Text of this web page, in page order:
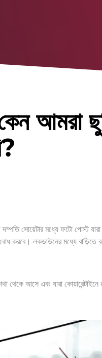
আমরা
সোয়েটার মধ্যে ফটো পোস্ট যারা
করবে। লকডাউনের মধ্যে বাড়িতে
আসে এবং যারা কোয়ারেন্টাইনে